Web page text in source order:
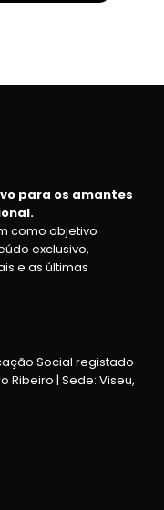
para os amantes
como objetivo
exclusivo,
e as últimas
Social registado
Ribeiro | Sede: Viseu,